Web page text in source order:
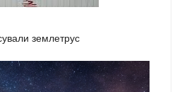
землетрус